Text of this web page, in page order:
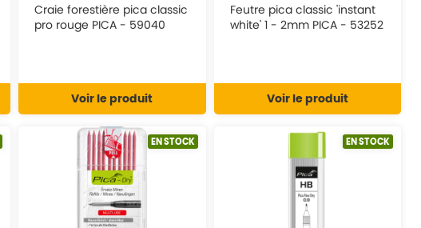
Craie forestière pica classic
pro rouge PICA - 59040
Voir le produit
Feutre pica classic 'instant
white' 1 - 2mm PICA - 53252
Voir le produit
EN STOCK EN STOCK